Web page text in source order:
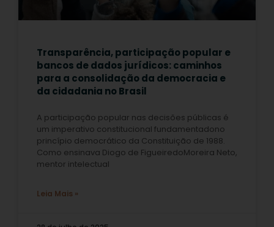
Transparência, participação popular e
bancos de dados jurídicos: caminhos
para a consolidação da democracia e
da cidadania no Brasil
A participação popular nas decisões públicas é
um imperativo constitucional fundamentadono
princípio democrático da Constituição de 1988.
Como ensinava Diogo de FigueiredoMoreira Neto,
mentor intelectual
Leia Mais »